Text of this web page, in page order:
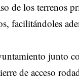
de los terrenos
facilitándoles
junto
de acceso